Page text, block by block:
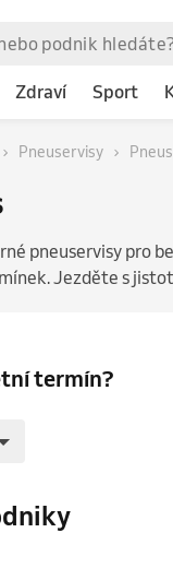
Zdraví Sport
Pneuservisy
pneuservisy pro
Jezděte s
termín?